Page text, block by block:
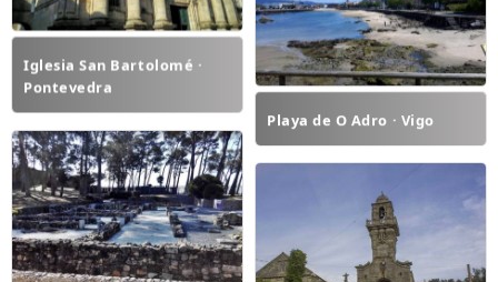
Iglesia San Bartolomé ·
Pontevedra
Playa de O Adro · Vigo